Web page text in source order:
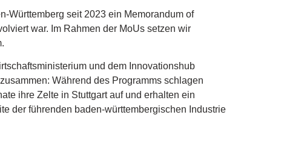
Württemberg seit 2023 ein Memorandum of
war. Im Rahmen der MoUs setzen wir
und dem Innovationshub
Während des Programms schlagen
ihre Zelte in Stuttgart auf und erhalten ein
der führenden baden-württembergischen Industrie